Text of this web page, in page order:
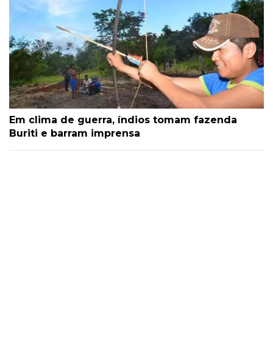
Em clima de guerra, índios tomam fazenda
Buriti e barram imprensa